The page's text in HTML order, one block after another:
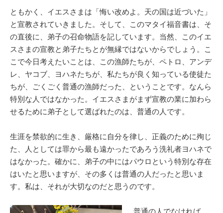
ともかく、イエスさまは「悔い改めよ。天の国は近づいた」
と宣教されていきました。そして、このマタイ福音書は、そ
の直後に、弟子の召命物語を記しています。当然、このイエ
スさまの宣教と弟子たちとが無縁ではないからでしょう。こ
こで今日考えたいことは、この漁師たちが、ペトロ、アンデ
レ、ヤコブ、ヨハネたちが、私たちが良く知っている使徒た
ちが、ごくごく普通の漁師だった、ということです。なんら
特別な人ではなかった。イエスさまがまず宣教の業に加わら
せるために弟子として選ばれたのは、普通の人です。
生涯を禁欲的に生き、厳格に自分を律し、正義のために殉じ
た、人としては罪から最も遠かったであろう洗礼者ヨハネで
はなかった。確かに、弟子の中にはパウロという特別な存在
はいたと思いますが、その多くは普通の人だったと思いま
す。私は、それが大切なのだと思うのです。
普通の人でなければ、